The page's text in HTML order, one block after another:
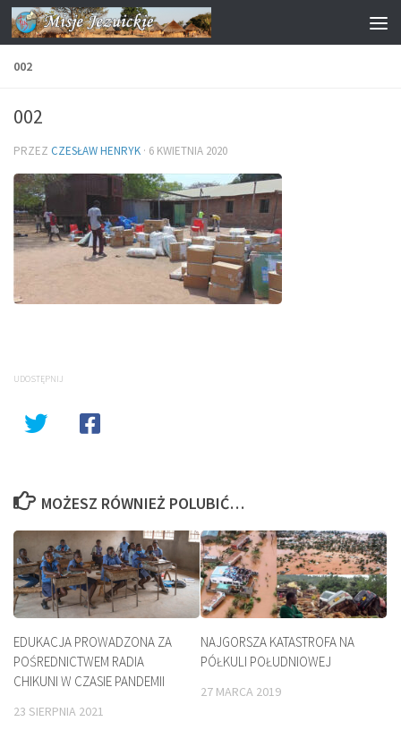
Przejdź do treści
002
002
PRZEZ CZESŁAW HENRYK · 6 KWIETNIA 2020
UDOSTĘPNIJ
MOŻESZ RÓWNIEŻ POLUBIĆ…
EDUKACJA PROWADZONA ZA
POŚREDNICTWEM RADIA
CHIKUNI W CZASIE PANDEMII
23 SIERPNIA 2021
NAJGORSZA KATASTROFA NA
PÓŁKULI POŁUDNIOWEJ
27 MARCA 2019